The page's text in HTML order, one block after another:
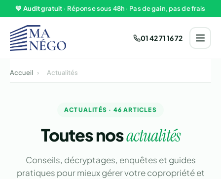
Aller au contenu
💚 Audit gratuit · Réponse sous 48h · Pas de gain, pas de frais
01 42 71 16 72
Accueil › Actualités
ACTUALITÉS · 46 ARTICLES
Toutes nosactualités
Conseils, décryptages, enquêtes et guides
pratiques pour mieux gérer votre copropriété et